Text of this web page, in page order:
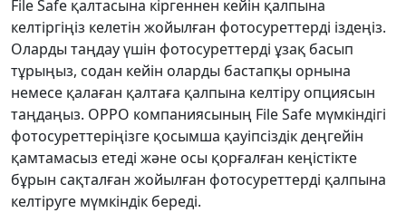
File Safe қалтасына кіргеннен кейін қалпына
келтіргіңіз келетін жойылған фотосуреттерді іздеңіз.
Оларды таңдау үшін фотосуреттерді ұзақ басып
тұрыңыз, содан кейін оларды бастапқы орнына
немесе қалаған қалтаға қалпына келтіру опциясын
таңдаңыз. OPPO компаниясының File Safe мүмкіндігі
фотосуреттеріңізге қосымша қауіпсіздік деңгейін
қамтамасыз етеді және осы қорғалған кеңістікте
бұрын сақталған жойылған фотосуреттерді қалпына
келтіруге мүмкіндік береді.